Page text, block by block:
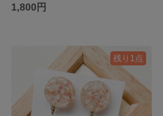
1,800円
残り1点